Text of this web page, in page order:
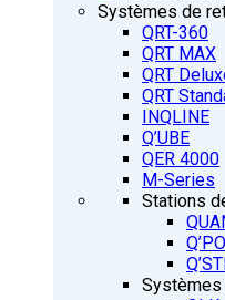
Systèmes de
QRT-360
QRT MAX
QRT
QRT
INQLINE
Q’UBE
QER 4000
M-Series
Stations
Systèmes